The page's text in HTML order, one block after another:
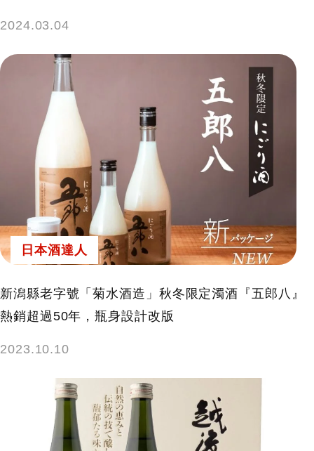
2024.03.04
日本酒達人
新潟縣老字號「菊水酒造」秋冬限定濁酒『五郎八』
熱銷超過50年，瓶身設計改版
2023.10.10